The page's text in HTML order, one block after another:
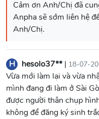
Cảm ơn Anh/Chị đã
Anpha sẽ sớm liên hệ
H hesolo37**| 18-07-
Vừa mới làm lại và vừa
mình đang đi làm ở Sài
được người thân chụp
không để đăng ký sinh